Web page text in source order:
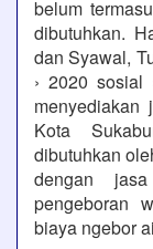
belum
dibutuhkan.
dan Syawal,
› 2020 sosial
menyediakan
Kota
dibutuhkan
dengan
pengeboran
biaya ngebor